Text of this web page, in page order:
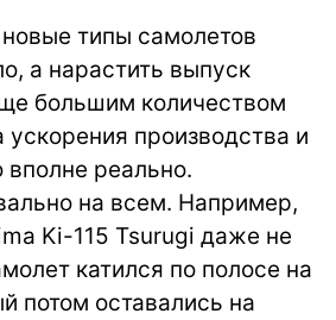
типы самолетов
а нарастить выпуск
большим количеством
ускорения производства и
реально.
на всем. Например,
Ki-115 Tsurugi даже не
катился по полосе на
потом оставались на